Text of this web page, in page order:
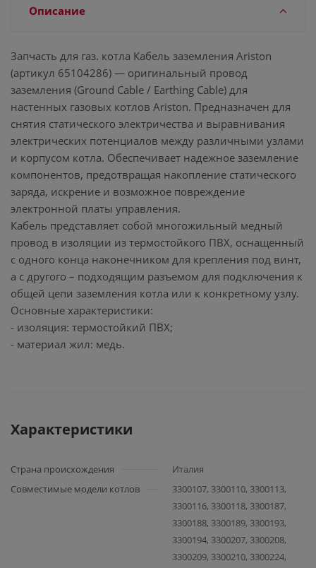
Описание
Запчасть для газ. котла Кабель заземления Ariston
(артикул 65104286) — оригинальный провод
заземления (Ground Cable / Earthing Cable) для
настенных газовых котлов Ariston. Предназначен для
снятия статического электричества и выравнивания
электрических потенциалов между различными узлами
и корпусом котла. Обеспечивает надежное заземление
компонентов, предотвращая накопление статического
заряда, искрение и возможное повреждение
электронной платы управления.
Кабель представляет собой многожильный медный
провод в изоляции из термостойкого ПВХ, оснащенный
с одного конца наконечником для крепления под винт,
а с другого – подходящим разъемом для подключения к
общей цепи заземления котла или к конкретному узлу.
Основные характеристики:
- изоляция: термостойкий ПВХ;
- материал жил: медь.
Характеристики
Страна происхождения
Италия
Совместимые модели котлов
3300107, 3300110, 3300113,
3300116, 3300118, 3300187,
3300188, 3300189, 3300193,
3300194, 3300207, 3300208,
3300209, 3300210, 3300224,